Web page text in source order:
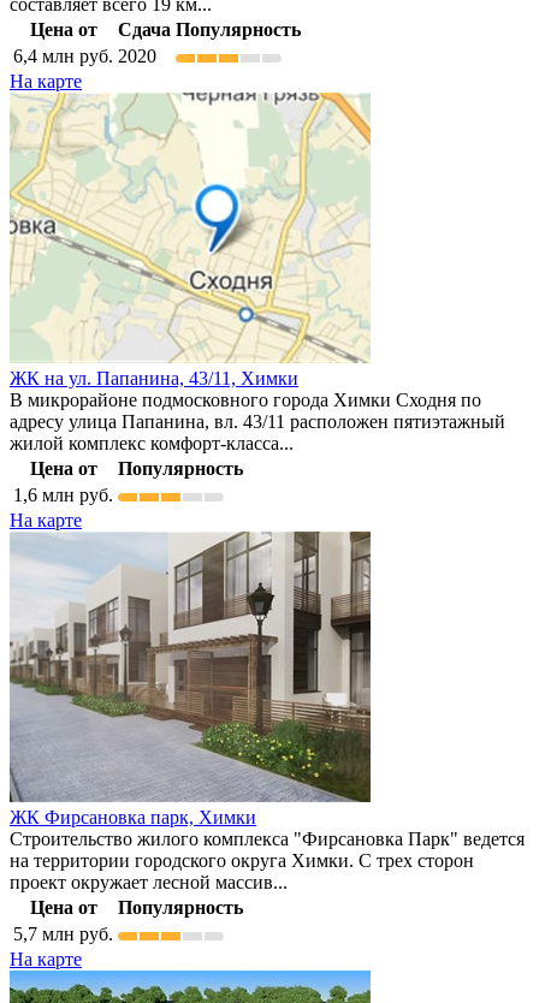
составляет всего 19 км...
Цена от
Сдача Популярность
6,4 млн руб. 2020
На карте
ЖК на ул. Папанина, 43/11, Химки
В микрорайоне подмосковного города Химки Сходня по
адресу улица Папанина, вл. 43/11 расположен пятиэтажный
жилой комплекс комфорт-класса...
Цена от
Популярность
1,6 млн руб.
На карте
ЖК Фирсановка парк, Химки
Строительство жилого комплекса "Фирсановка Парк" ведется
на территории городского округа Химки. С трех сторон
проект окружает лесной массив...
Цена от
Популярность
5,7 млн руб.
На карте